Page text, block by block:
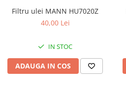
Filtru ulei MANN HU7020Z
40,00 Lei
IN STOC
ADAUGA IN COS